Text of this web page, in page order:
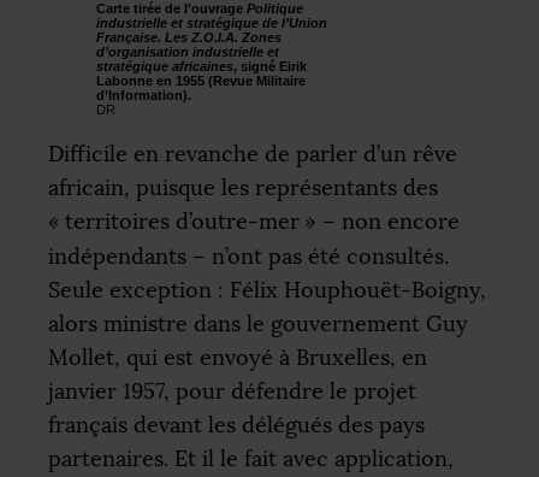
Carte tirée de l’ouvrage Politique
industrielle et stratégique de l’Union
Française. Les Z.O.I.A. Zones
d’organisation industrielle et
stratégique africaines, signé Eirik
Labonne en 1955 (Revue Militaire
d’Information).
DR
Difficile en revanche de parler d’un rêve
africain, puisque les représentants des
« territoires d’outre-mer » – non encore
indépendants – n’ont pas été consultés.
Seule exception : Félix Houphouët-Boigny,
alors ministre dans le gouvernement Guy
Mollet, qui est envoyé à Bruxelles, en
janvier 1957, pour défendre le projet
français devant les délégués des pays
partenaires. Et il le fait avec application,